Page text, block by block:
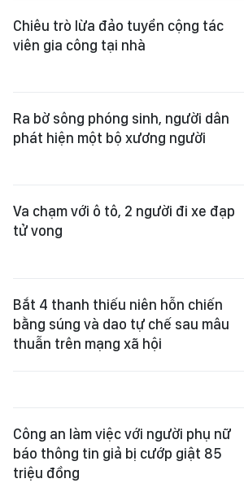
Chiêu trò lừa đảo tuyển cộng tác
viên gia công tại nhà
Ra bờ sông phóng sinh, người dân
phát hiện một bộ xương người
Va chạm với ô tô, 2 người đi xe đạp
tử vong
Bắt 4 thanh thiếu niên hỗn chiến
bằng súng và dao tự chế sau mâu
thuẫn trên mạng xã hội
Công an làm việc với người phụ nữ
báo thông tin giả bị cướp giật 85
triệu đồng